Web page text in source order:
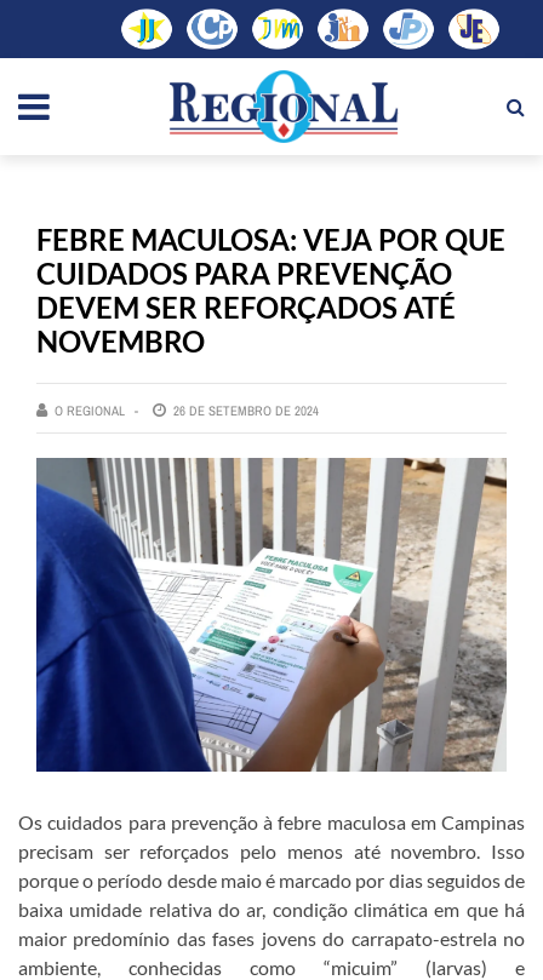
FEBRE MACULOSA: VEJA POR QUE
CUIDADOS PARA PREVENÇÃO
DEVEM SER REFORÇADOS ATÉ
NOVEMBRO
O REGIONAL 26 DE SETEMBRO DE 2024
Os cuidados para prevenção à febre maculosa em Campinas
precisam ser reforçados pelo menos até novembro. Isso
porque o período desde maio é marcado por dias seguidos de
baixa umidade relativa do ar, condição climática em que há
maior predomínio das fases jovens do carrapato-estrela no
ambiente, conhecidas como “micuim” (larvas) e